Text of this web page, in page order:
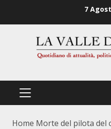
7
PRIMÄRES
Home Morte del pilota del